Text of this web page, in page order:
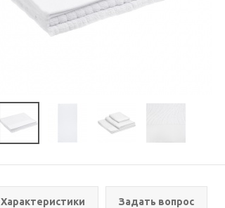
Характеристики Задать вопрос